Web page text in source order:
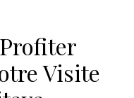
Visite